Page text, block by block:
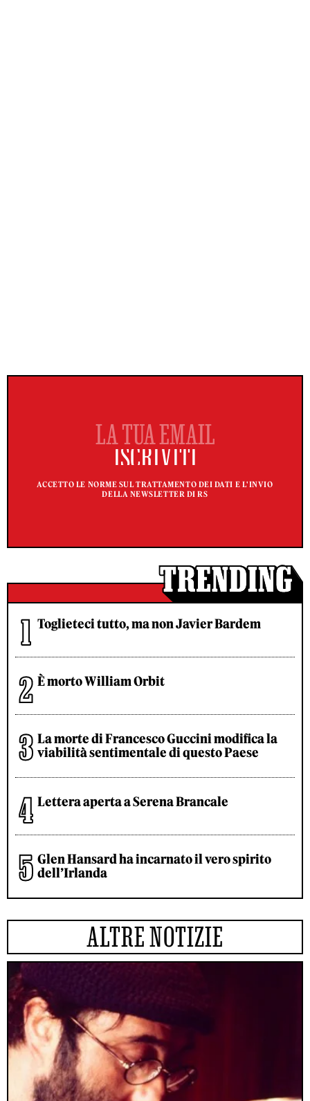
ACCETTO LE NORME SUL TRATTAMENTO DEI DATI E L'INVIO
DELLA NEWSLETTER DI RS
Toglieteci tutto, ma non Javier Bardem
È morto William Orbit
La morte di Francesco Guccini modifica la
viabilità sentimentale di questo Paese
Lettera aperta a Serena Brancale
Glen Hansard ha incarnato il vero spirito
dell’Irlanda
ALTRE NOTIZIE